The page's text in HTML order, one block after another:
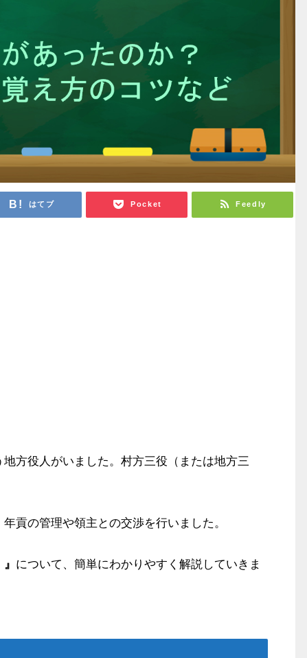
はてブ Pocket Feedly
方役人がいました。村方三役（または地方三
貢の管理や領主との交渉を行いました。
について、簡単にわかりやすく解説していきま